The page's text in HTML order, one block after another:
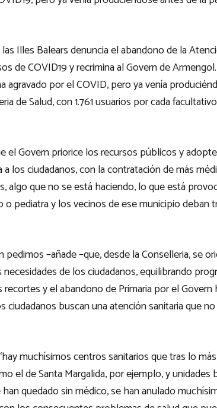
Illes Balears denuncia el abandono de la
de COVID19 y recrimina al Govern de
agravado por el COVID, pero ya venía
de Salud, con 1.761 usuarios por cada
el Govern priorice los recursos públicos y
a los ciudadanos, con la contratación de más
algo que no se está haciendo, lo que está
o pediatra y los vecinos de ese municipio deban
pedimos –añade –que, desde la Conselleria, se
necesidades de los ciudadanos, equilibrando
y el abandono de Primaria por el
ciudadanos buscan una atención sanitaria que
muchísimos centros sanitarios que tras lo
el de Santa Margalida, por ejemplo, y
han quedado sin médico, se han anulado